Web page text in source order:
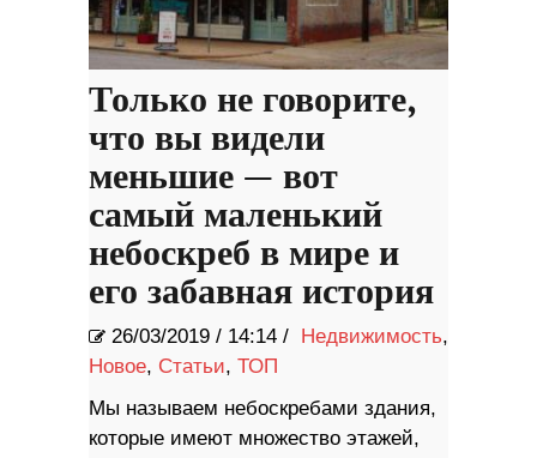
Только не говорите,
что вы видели
меньшие — вот
самый маленький
небоскреб в мире и
его забавная история
26/03/2019 / 14:14 / Недвижимость,
Новое, Статьи, ТОП
Мы называем небоскребами здания,
которые имеют множество этажей,